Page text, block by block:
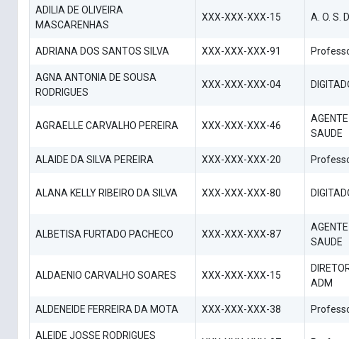
ADILIA DE OLIVEIRA
MASCARENHAS
XXX-XXX-XXX-15 A. O. S. D.
ADRIANA DOS SANTOS SILVA XXX-XXX-XXX-91
AGNA ANTONIA DE SOUSA
RODRIGUES
XXX-XXX-XXX-04
AGRAELLE CARVALHO PEREIRA XXX-XXX-XXX-46
SAUDE
ALAIDE DA SILVA PEREIRA XXX-XXX-XXX-20
ALANA KELLY RIBEIRO DA SILVA XXX-XXX-XXX-80
ALBETISA FURTADO PACHECO XXX-XXX-XXX-87
SAUDE
ALDAENIO CARVALHO SOARES XXX-XXX-XXX-15
ADM
ALDENEIDE FERREIRA DA MOTA XXX-XXX-XXX-38
ALEIDE JOSSE RODRIGUES